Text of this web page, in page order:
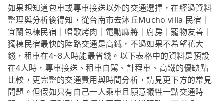
如果想知道包車或專車接送以外的交通選擇，在經過資料
整理與分析後得知，從台南市去沐丘Mucho villa 民宿｜
宜蘭包棟民宿｜唱歌烤肉｜電動麻將｜廚房｜寵物友善｜
獨棟民宿最快的陸路交通是高鐵，不過如果不希望花大
錢，租車在4~8人時能最省錢。以下表格中的資料是預設
在4人時，專車接送、租車自駕、計程車、高鐵的優缺點
比較，更完整的交通費用與時間分析，請見更下方的常見
問題。但假如只有自己一人乘車且願意犧牲一點交通時